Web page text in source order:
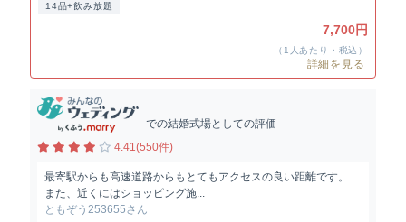
14品+飲み放題
7,700円
（1人あたり・税込）
詳細を見る
での結婚式場としての評価
4.41(550件)
最寄駅からも高速道路からもとてもアクセスの良い距離です。
また、近くにはショッピング施...
ともぞう253655さん